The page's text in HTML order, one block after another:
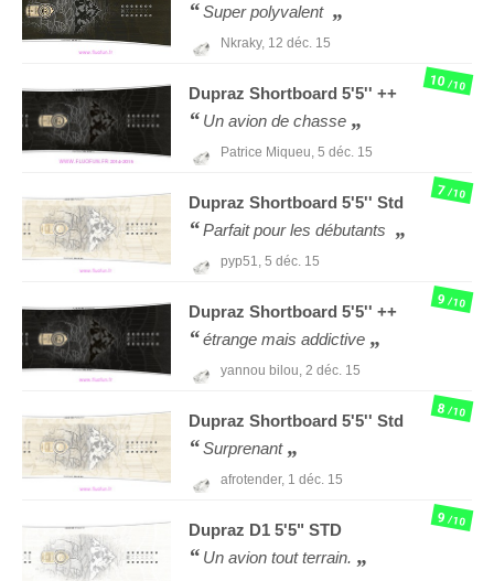
Super polyvalent
Nkraky, 12 déc. 15
Dupraz Shortboard 5'5'' ++
Un avion de chasse
Patrice Miqueu, 5 déc. 15
10/10
Dupraz Shortboard 5'5'' Std
Parfait pour les débutants
pyp51, 5 déc. 15
7/10
Dupraz Shortboard 5'5'' ++
étrange mais addictive
yannou bilou, 2 déc. 15
9/10
Dupraz Shortboard 5'5'' Std
Surprenant
afrotender, 1 déc. 15
8/10
Dupraz D1 5'5" STD
Un avion tout terrain.
9/10